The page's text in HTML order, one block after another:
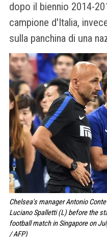
dopo il biennio 2014-
campione d'Italia,
sulla panchina di una
Chelsea's manager Antonio
Luciano Spalletti (L) before the
football match in Singapore on
/ AFP)